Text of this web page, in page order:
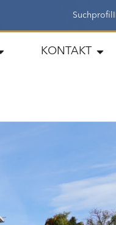
Suchprofil
KONTAKT